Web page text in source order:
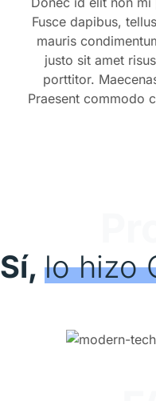
Fusce dapibus,
mauris
justo sit amet
porttitor.
Praesent commodo
Sí, lo hizo